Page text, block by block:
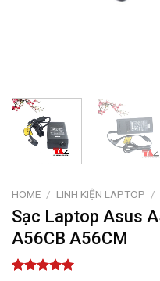
HOME / LINH KIỆN LAPTOP /
Sạc Laptop Asus
A56CB A56CM